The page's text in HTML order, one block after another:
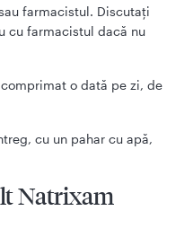
farmacistul. Discutaţi
cu farmacistul dacă nu
o dată pe zi, de
cu un pahar cu apă,
Natrixam